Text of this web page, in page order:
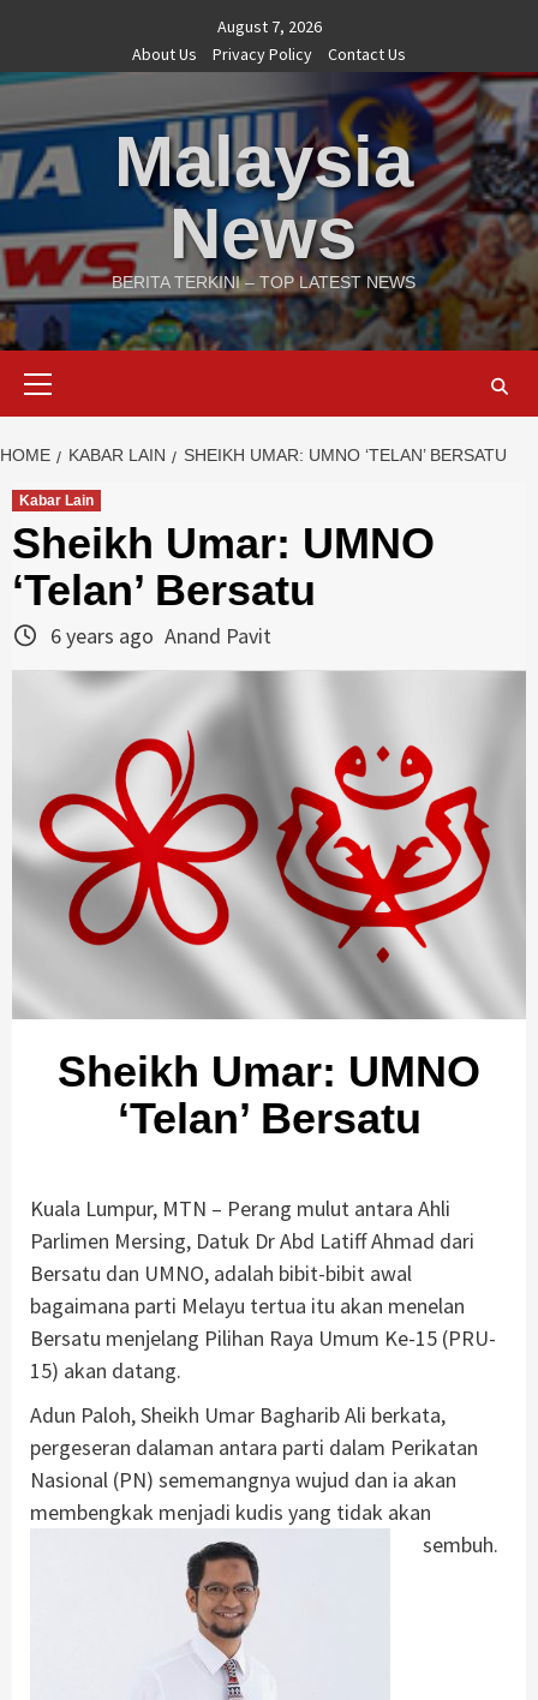
content
August 7, 2026
About Us
Privacy Policy Contact Us
Malaysia
News
BERITA TERKINI – TOP LATEST NEWS
HOME KABAR LAIN SHEIKH UMAR: UMNO ‘TELAN’ BERSATU
Kabar Lain
Sheikh Umar: UMNO
‘Telan’ Bersatu
6 years ago Anand Pavit
Sheikh Umar: UMNO
‘Telan’ Bersatu
Kuala Lumpur, MTN – Perang mulut antara Ahli
Parlimen Mersing, Datuk Dr Abd Latiff Ahmad dari
Bersatu dan UMNO, adalah bibit-bibit awal
bagaimana parti Melayu tertua itu akan menelan
Bersatu menjelang Pilihan Raya Umum Ke-15 (PRU-
15) akan datang.
Adun Paloh, Sheikh Umar Bagharib Ali berkata,
pergeseran dalaman antara parti dalam Perikatan
Nasional (PN) sememangnya wujud dan ia akan
membengkak menjadi kudis yang tidak akan
sembuh.